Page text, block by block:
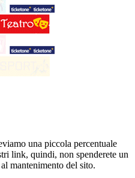
una piccola percentuale
link, quindi, non spenderete un
mantenimento del sito.